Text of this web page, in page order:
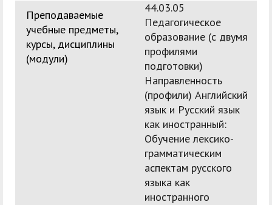
Преподаваемые
учебные предметы,
курсы, дисциплины
(модули)
44.03.05
Педагогическое
образование (с двумя
профилями
подготовки)
Направленность
(профили) Английский
язык и Русский язык
как иностранный:
Обучение лексико-
грамматическим
аспектам русского
языка как
иностранного